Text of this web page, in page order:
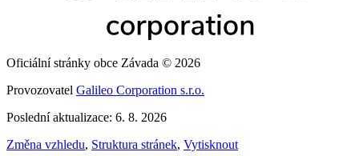
Oficiální stránky obce Závada © 2026
Provozovatel Galileo Corporation s.r.o.
Poslední aktualizace: 6. 8. 2026
Změna vzhledu, Struktura stránek, Vytisknout